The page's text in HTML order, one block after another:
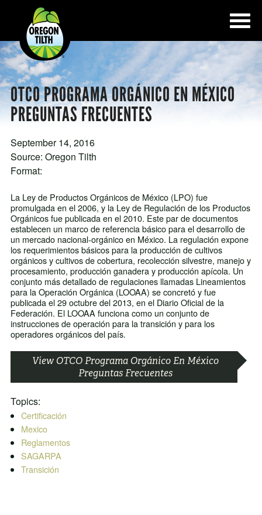
OTCO PROGRAMA ORGÁNICO EN MÉXICO
PREGUNTAS FRECUENTES
September 14, 2016
Source: Oregon Tilth
Format:
La Ley de Productos Orgánicos de México (LPO) fue
promulgada en el 2006, y la Ley de Regulación de los Productos
Orgánicos fue publicada en el 2010. Este par de documentos
establecen un marco de referencia básico para el desarrollo de
un mercado nacional-orgánico en México. La regulación expone
los requerimientos básicos para la producción de cultivos
orgánicos y cultivos de cobertura, recolección silvestre, manejo y
procesamiento, producción ganadera y producción apícola. Un
conjunto más detallado de regulaciones llamadas Lineamientos
para la Operación Orgánica (LOOAA) se concretó y fue
publicada el 29 octubre del 2013, en el Diario Oficial de la
Federación. El LOOAA funciona como un conjunto de
instrucciones de operación para la transición y para los
operadores orgánicos del país.
View OTCO Programa Orgánico En México
Preguntas Frecuentes
Topics:
Certificación
Mexico
Reglamentos
SAGARPA
Transición